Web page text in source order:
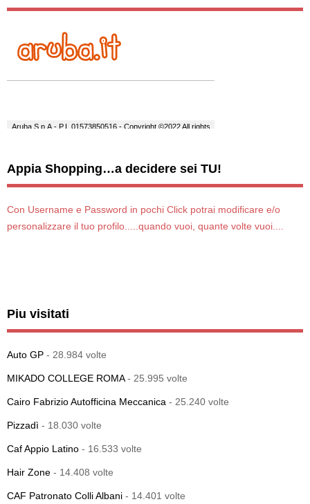
Appia Shopping…a decidere sei TU!
Con Username e Password in pochi Click potrai modificare e/o
personalizzare il tuo profilo.....quando vuoi, quante volte vuoi....
Piu visitati
Auto GP - 28.984 volte
MIKADO COLLEGE ROMA- 25.995 volte
Cairo Fabrizio Autofficina Meccanica - 25.240 volte
Pizzadì - 18.030 volte
Caf Appio Latino - 16.533 volte
Hair Zone - 14.408 volte
CAF Patronato Colli Albani - 14.401 volte